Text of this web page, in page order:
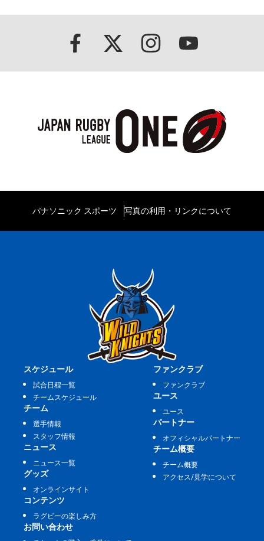
パナソニック スポーツ 写真の利用・リンクについて
スケジュール
試合日程一覧
チームスケジュール
チーム
選手情報
スタッフ情報
ニュース
ニュース一覧
グッズ
オンラインサイト
ファンクラブ
ファンクラブ
ユース
ユース
パートナー
オフィシャルパートナー
チーム概要
チーム概要
アクセス/見学について
コンテンツ
ラグビーの楽しみ方
お問い合わせ